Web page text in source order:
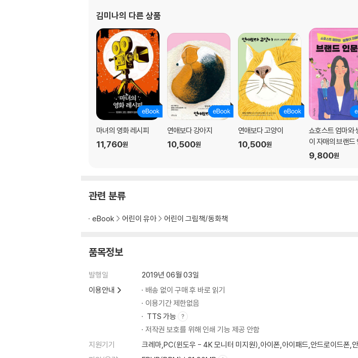
김미나의 다른 상품
마녀의 영화 레시피
11,760원
연애보다 강아지
10,500원
연애보다 고양이
10,500원
쇼호스트 엄마와
이 자매의 브랜드
학
9,800원
관련 분류
eBook 어린이 유아 어린이 그림책/동화책
품목정보
발행일
2019년 06월 03일
이용안내
배송 없이 구매 후 바로 읽기
이용기간 제한없음
TTS 가능
저작권 보호를 위해 인쇄 기능 제공 안함
지원기기
크레마,PC(윈도우 - 4K 모니터 미지원),아이폰,아이패드,안드로이드폰,